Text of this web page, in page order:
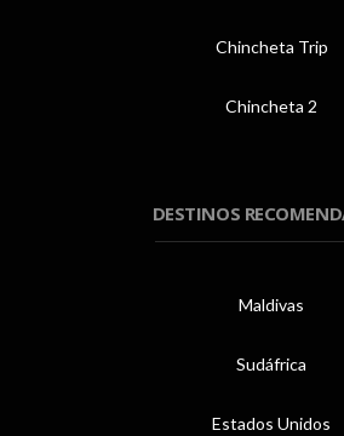
Chincheta Trip
Chincheta 2
DESTINOS
Maldivas
Sudáfrica
Estados Unidos